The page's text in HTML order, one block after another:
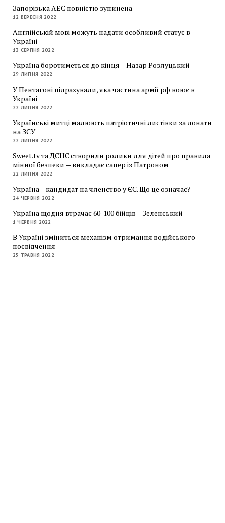
Запорізька АЕС повністю зупинена
12 ВЕРЕСНЯ 2022
Англійській мові можуть надати особливий статус в
Україні
13 СЕРПНЯ 2022
Україна боротиметься до кінця – Назар Розлуцький
29 ЛИПНЯ 2022
У Пентагоні підрахували, яка частина армії рф воює в
Україні
22 ЛИПНЯ 2022
Українські митці малюють патріотичні листівки за донати
на ЗСУ
22 ЛИПНЯ 2022
Sweet.tv та ДСНС створили ролики для дітей про правила
мінної безпеки — викладає сапер із Патроном
22 ЛИПНЯ 2022
Україна – кандидат на членство у ЄС. Що це означає?
24 ЧЕРВНЯ 2022
Україна щодня втрачає 60-100 бійців – Зеленський
1 ЧЕРВНЯ 2022
В Україні зміниться механізм отримання водійського
посвідчення
25 ТРАВНЯ 2022